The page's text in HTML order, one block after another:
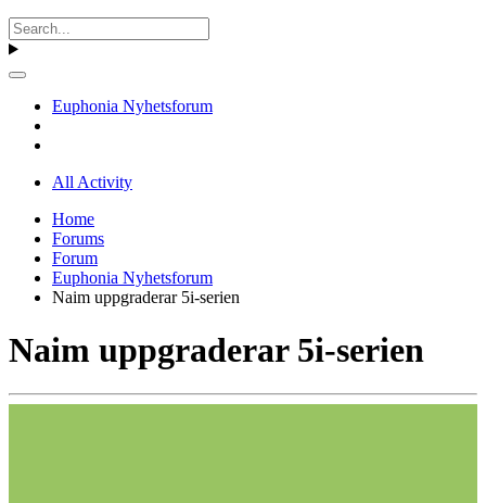
Euphonia Nyhetsforum
All Activity
Home
Forums
Forum
Euphonia Nyhetsforum
Naim uppgraderar 5i-serien
Naim uppgraderar 5i-serien